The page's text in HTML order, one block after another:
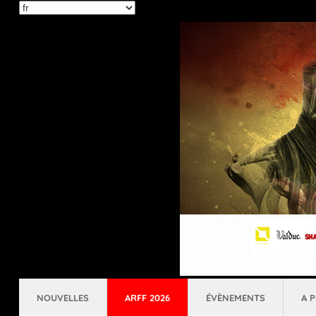
Select
NOUVELLES ARFF 2026 ÉVÈNEMENTS A